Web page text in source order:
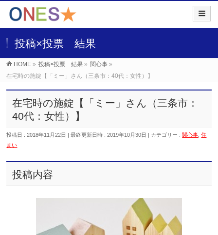
投稿×投票 結果
HOME » 投稿×投票 結果 » 関心事 »
在宅時の施錠【「ミー」さん（三条市：40代：女性）】
在宅時の施錠【「ミー」さん（三条市：
40代：女性）】
投稿日 : 2018年11月22日 最終更新日時 : 2019年10月30日 カテゴリー :関心事 ,住
まい
投稿内容